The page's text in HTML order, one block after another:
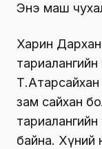
Энэ маш
Харин
зам сайхан
тариалангийн
байна. Хүний